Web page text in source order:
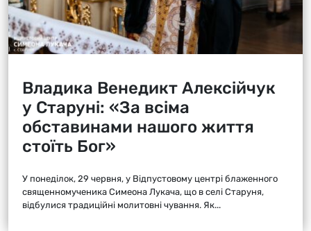
Владика Венедикт Алексійчук
у Старуні: «За всіма
обставинами нашого життя
стоїть Бог»
У понеділок, 29 червня, у Відпустовому центрі блаженного
священномученика Симеона Лукача, що в селі Старуня,
відбулися традиційні молитовні чування. Як...